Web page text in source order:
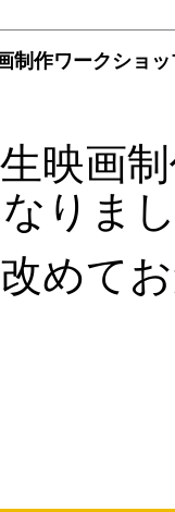
制作ワークショ
映画
りま
めて